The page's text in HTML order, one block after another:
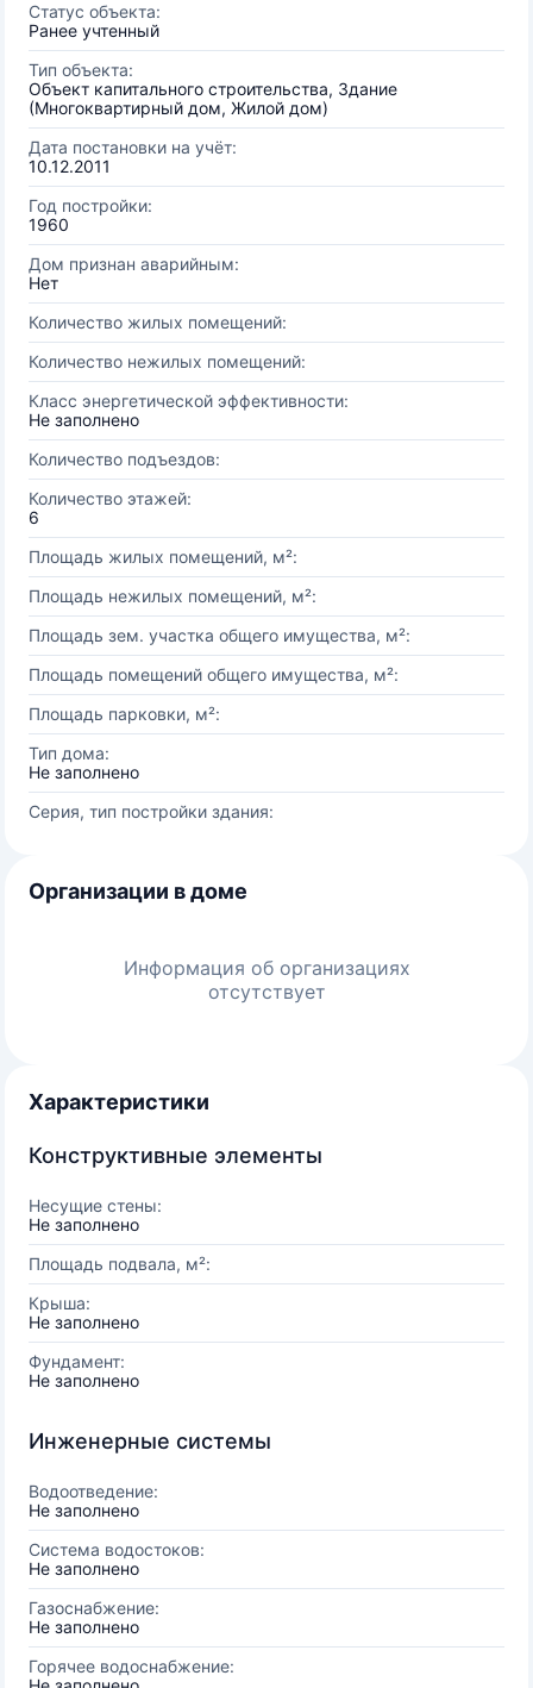
Статус объекта:
Ранее учтенный
Тип объекта:
Объект капитального строительства, Здание
(Многоквартирный дом, Жилой дом)
Дата постановки на учёт:
10.12.2011
Год постройки:
1960
Дом признан аварийным:
Нет
Количество жилых помещений:
Количество нежилых помещений:
Класс энергетической эффективности:
Не заполнено
Количество подъездов:
Количество этажей:
6
Площадь жилых помещений, м²:
Площадь нежилых помещений, м²:
Площадь зем. участка общего имущества, м²:
Площадь помещений общего имущества, м²:
Площадь парковки, м²:
Тип дома:
Не заполнено
Серия, тип постройки здания:
Организации в доме
Информация об организациях
отсутствует
Характеристики
Конструктивные элементы
Несущие стены:
Не заполнено
Площадь подвала, м²:
Крыша:
Не заполнено
Фундамент:
Не заполнено
Инженерные системы
Водоотведение:
Не заполнено
Система водостоков:
Не заполнено
Газоснабжение:
Не заполнено
Горячее водоснабжение: